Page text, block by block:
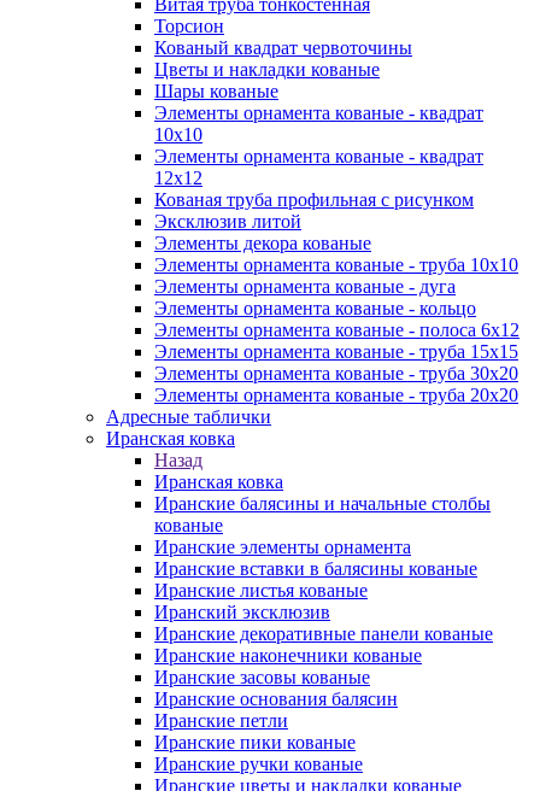
Витая труба тонкостенная
Торсион
Кованый квадрат червоточины
Цветы и накладки кованые
Шары кованые
Элементы орнамента кованые - квадрат
10х10
Элементы орнамента кованые - квадрат
12х12
Кованая труба профильная с рисунком
Эксклюзив литой
Элементы декора кованые
Элементы орнамента кованые - труба 10х10
Элементы орнамента кованые - дуга
Элементы орнамента кованые - кольцо
Элементы орнамента кованые - полоса 6х12
Элементы орнамента кованые - труба 15х15
Элементы орнамента кованые - труба 30х20
Элементы орнамента кованые - труба 20х20
Адресные таблички
Иранская ковка
Назад
Иранская ковка
Иранские балясины и начальные столбы
кованые
Иранские элементы орнамента
Иранские вставки в балясины кованые
Иранские листья кованые
Иранский эксклюзив
Иранские декоративные панели кованые
Иранские наконечники кованые
Иранские засовы кованые
Иранские основания балясин
Иранские петли
Иранские пики кованые
Иранские ручки кованые
Иранские цветы и накладки кованые